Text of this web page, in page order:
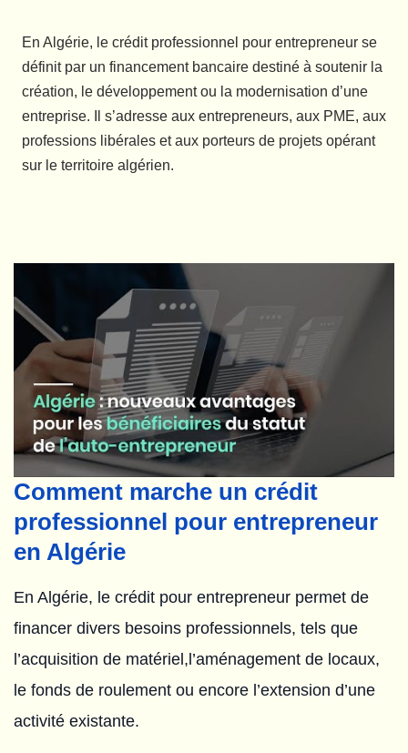
En Algérie, le crédit professionnel pour entrepreneur se
définit par un financement bancaire destiné à soutenir la
création, le développement ou la modernisation d’une
entreprise. Il s’adresse aux entrepreneurs, aux PME, aux
professions libérales et aux porteurs de projets opérant
sur le territoire algérien.
Comment marche un crédit
professionnel pour entrepreneur
en Algérie
En Algérie, le crédit pour entrepreneur permet de
financer divers besoins professionnels, tels que
l’acquisition de matériel,l’aménagement de locaux,
le fonds de roulement ou encore l’extension d’une
activité existante.